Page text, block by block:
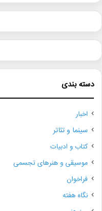
دسته بندی
اخبار
سینما و تئاتر
کتاب و ادبیات
موسیقی و هنرهای تجسمی
فراخوان
نگاه هفته